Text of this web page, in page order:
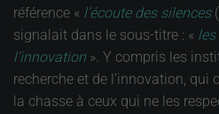
référence « l’écoute des silences
signalait dans le sous-titre : «
l’innovation ». Y compris les
recherche et de l’innovation,
la chasse à ceux qui ne les